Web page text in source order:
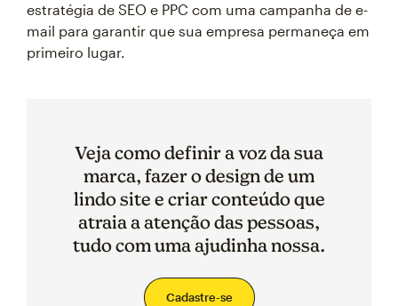
estratégia de SEO e PPC com uma campanha de e-
mail para garantir que sua empresa permaneça em
primeiro lugar.
Veja como definir a voz da sua
marca, fazer o design de um
lindo site e criar conteúdo que
atraia a atenção das pessoas,
tudo com uma ajudinha nossa.
Cadastre-se